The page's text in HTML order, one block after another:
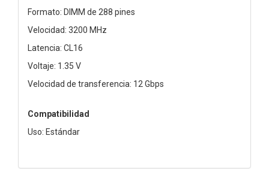
Formato: DIMM de 288 pines
Velocidad: 3200 MHz
Latencia: CL16
Voltaje: 1.35 V
Velocidad de transferencia: 12 Gbps
Compatibilidad
Uso: Estándar